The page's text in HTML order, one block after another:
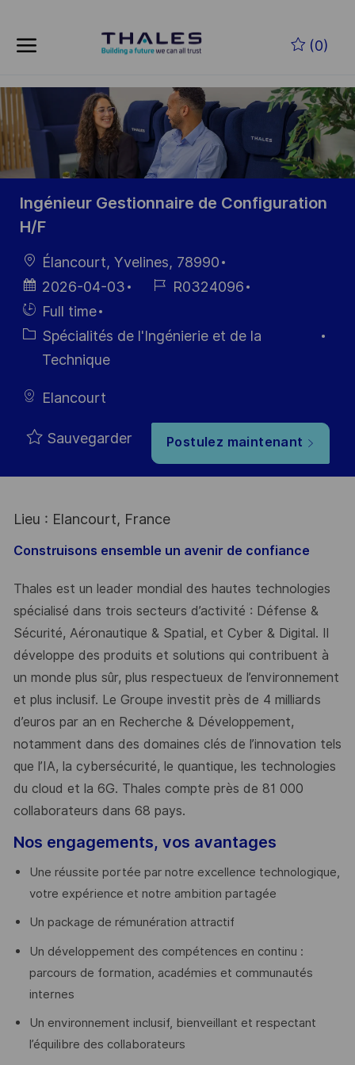
(0)
-
Ingénieur Gestionnaire de Configuration
H/F
localisation
Élancourt, Yvelines, 78990
Date
d’affichage
2026-04-03
Référence
R0324096
Hiring
Type
Full time
Catégorie
Spécialités de l'Ingénierie et de la
Technique
Elancourt
Sauvegarder Postulez maintenant
Lieu : Elancourt, France
Construisons ensemble un avenir de confiance
Thales est un leader mondial des hautes technologies
spécialisé dans trois secteurs d’activité : Défense &
Sécurité, Aéronautique & Spatial, et Cyber & Digital. Il
développe des produits et solutions qui contribuent à
un monde plus sûr, plus respectueux de l’environnement
et plus inclusif. Le Groupe investit près de 4 milliards
d’euros par an en Recherche & Développement,
notamment dans des domaines clés de l’innovation tels
que l’IA, la cybersécurité, le quantique, les technologies
du cloud et la 6G. Thales compte près de 81 000
collaborateurs dans 68 pays.
Nos engagements, vos avantages
Une réussite portée par notre excellence technologique,
votre expérience et notre ambition partagée
Un package de rémunération attractif
Un développement des compétences en continu :
parcours de formation, académies et communautés
internes
Un environnement inclusif, bienveillant et respectant
l’équilibre des collaborateurs